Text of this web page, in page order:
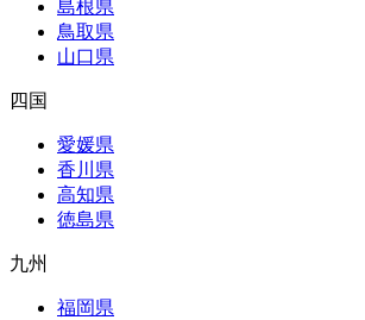
島根県
鳥取県
山口県
四国
愛媛県
香川県
高知県
徳島県
九州
福岡県